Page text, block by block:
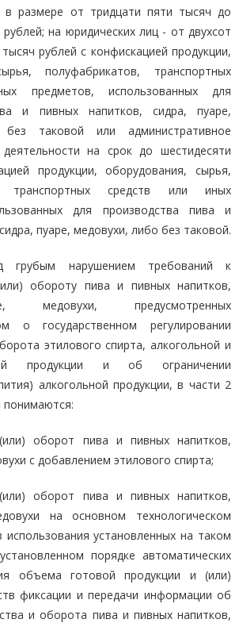
в размере от тридцати пяти тысяч до
на юридических лиц - от двухсот
рублей с конфискацией продукции,
полуфабрикатов, транспортных
предметов, использованных для
и пивных напитков, сидра, пуаре,
таковой или административное
деятельности на срок до шестидесяти
продукции, оборудования, сырья,
транспортных средств или иных
для производства пива и
пуаре, медовухи, либо без таковой.
грубым нарушением требований к
обороту пива и пивных напитков,
медовухи, предусмотренных
о государственном регулировании
этилового спирта, алкогольной и
продукции и об ограничении
алкогольной продукции, в части 2
понимаются:
оборот пива и пивных напитков,
с добавлением этилового спирта;
оборот пива и пивных напитков,
на основном технологическом
использования установленных на таком
порядке автоматических
объема готовой продукции и (или)
фиксации и передачи информации об
и оборота пива и пивных напитков,